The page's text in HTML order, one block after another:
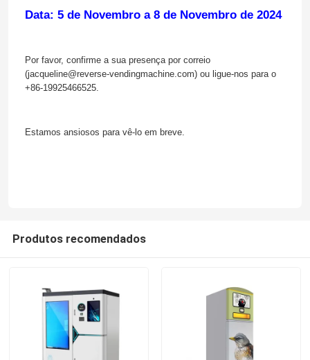
Data: 5 de Novembro a 8 de Novembro de 2024
Por favor, confirme a sua presença por correio
(jacqueline@reverse-vendingmachine.com) ou ligue-nos para o
+86-19925466525.
Estamos ansiosos para vê-lo em breve.
Produtos recomendados